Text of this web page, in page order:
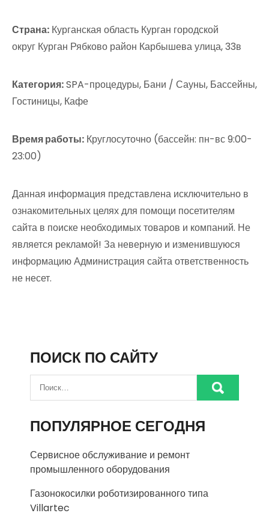
Страна: Курганская область Курган городской
округ Курган Рябково район Карбышева улица, 33в
Категория:SPA-процедуры, Бани / Сауны, Бассейны,
Гостиницы, Кафе
Время работы: Круглосуточно (бассейн: пн-вс 9:00-
23:00)
Данная информация представлена исключительно в
ознакомительных целях для помощи посетителям
сайта в поиске необходимых товаров и компаний. Не
является рекламой! За неверную и изменившуюся
информацию Администрация сайта ответственность
не несет.
ПОИСК ПО САЙТУ
ПОПУЛЯРНОЕ СЕГОДНЯ
Сервисное обслуживание и ремонт
промышленного оборудования
Газонокосилки роботизированного типа
Villartec